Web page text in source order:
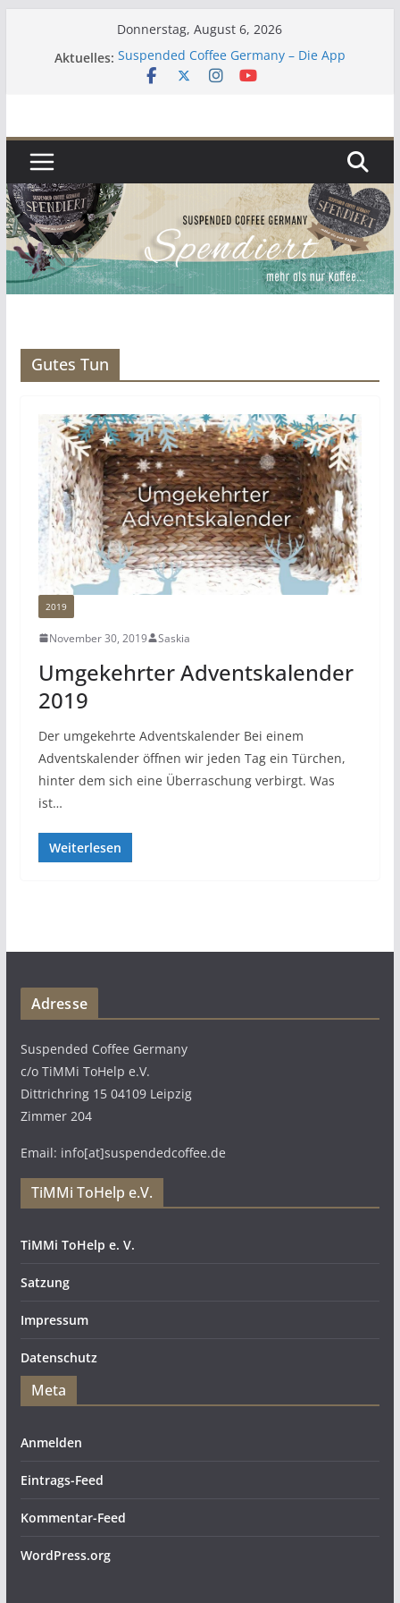
Donnerstag, August 6, 2026
Aktuelles: Suspended Coffee Germany – Die App
Lebenszeichen 2023
Gutes Tun
2019
November 30, 2019 Saskia
Umgekehrter Adventskalender
2019
Der umgekehrte Adventskalender Bei einem
Adventskalender öffnen wir jeden Tag ein Türchen,
hinter dem sich eine Überraschung verbirgt. Was
ist…
Weiterlesen
Adresse
Suspended Coffee Germany
c/o TiMMi ToHelp e.V.
Dittrichring 15 04109 Leipzig
Zimmer 204
Email: info[at]suspendedcoffee.de
TiMMi ToHelp e.V.
TiMMi ToHelp e. V.
Satzung
Impressum
Datenschutz
Meta
Anmelden
Eintrags-Feed
Kommentar-Feed
WordPress.org